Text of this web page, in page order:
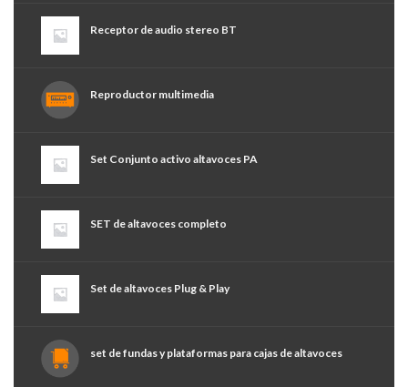
Receptor de audio stereo BT
Reproductor multimedia
Set Conjunto activo altavoces PA
SET de altavoces completo
Set de altavoces Plug & Play
set de fundas y plataformas para cajas de altavoces